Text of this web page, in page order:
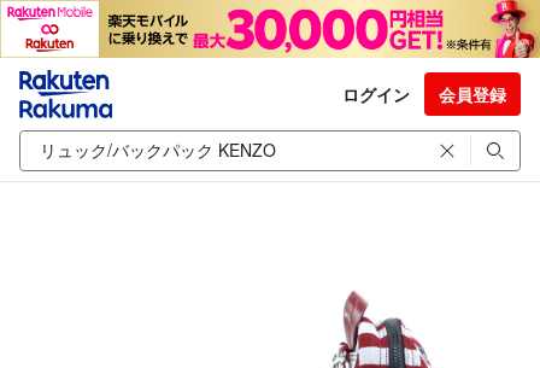
ログイン 会員登録